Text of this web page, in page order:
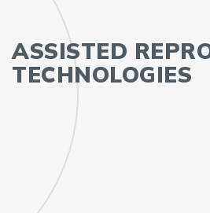
ASSISTED
TECHNOLOGIES